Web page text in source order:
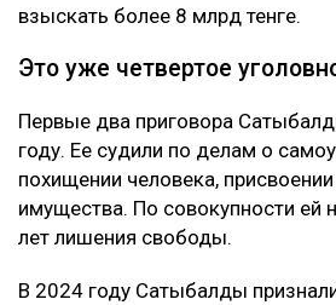
взыскать более 8 млрд тенге.
Это уже четвертое
Первые два приговора
году. Ее судили по делам о
похищении человека, присвоении
имущества. По совокупности ей
лет лишения свободы.
В 2024 году Сатыбалды